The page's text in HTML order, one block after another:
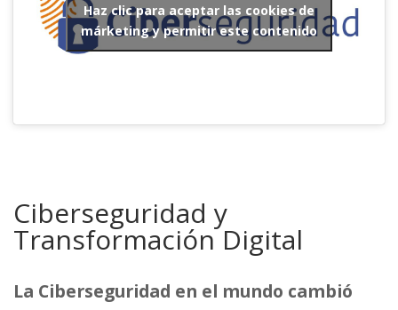
Haz clic para aceptar las cookies de
márketing y permitir este contenido
Ciberseguridad y
Transformación Digital
La Ciberseguridad en el mundo cambió